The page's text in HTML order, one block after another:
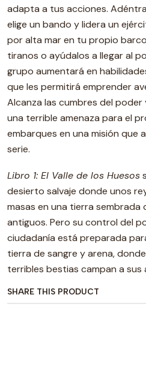
adapta a tus acciones.
elige un bando y lidera un
por alta mar en tu propio
tiranos o ayúdalos a llegar al
grupo aumentará en
que les permitirá emprender
Alcanza las cumbres del
una terrible amenaza para el
embarques en una misión que
serie.
Libro 1: El Valle de los Huesos
desierto salvaje donde unos
masas en una tierra
antiguos. Pero su control del
ciudadanía está preparada
tierra de sangre y arena,
terribles bestias campan a sus
SHARE THIS PRODUCT